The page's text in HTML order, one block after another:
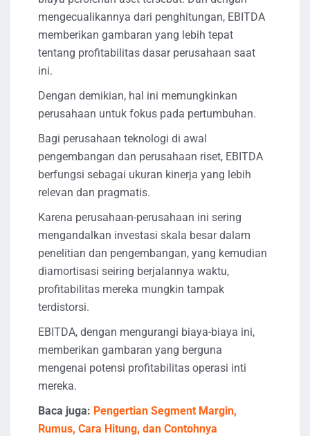
mengecualikannya dari penghitungan, EBITDA
memberikan gambaran yang lebih tepat
tentang profitabilitas dasar perusahaan saat
ini.
Dengan demikian, hal ini memungkinkan
perusahaan untuk fokus pada pertumbuhan.
Bagi perusahaan teknologi di awal
pengembangan dan perusahaan riset, EBITDA
berfungsi sebagai ukuran kinerja yang lebih
relevan dan pragmatis.
Karena perusahaan-perusahaan ini sering
mengandalkan investasi skala besar dalam
penelitian dan pengembangan, yang kemudian
diamortisasi seiring berjalannya waktu,
profitabilitas mereka mungkin tampak
terdistorsi.
EBITDA, dengan mengurangi biaya-biaya ini,
memberikan gambaran yang berguna
mengenai potensi profitabilitas operasi inti
mereka.
Baca juga: Pengertian Segment Margin,
Rumus, Cara Hitung, dan Contohnya